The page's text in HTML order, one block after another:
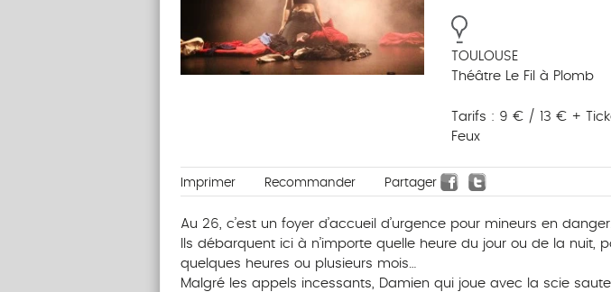
TOULOUSE
Théâtre Le Fil à Plomb
Tarifs : 9 € / 13 € +
Feux
Imprimer Recommander Partager
Au 26, c’est un foyer d’accueil d’urgence pour mineurs en
Ils débarquent ici à n’importe quelle heure du jour ou de la nuit,
quelques heures ou plusieurs mois…
Malgré les appels incessants, Damien qui joue avec la scie